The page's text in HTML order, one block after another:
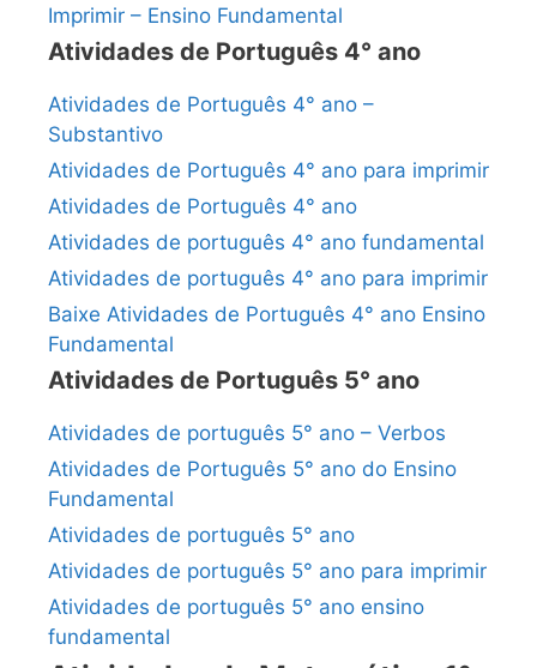
Imprimir – Ensino Fundamental
Atividades de Português 4° ano
Atividades de Português 4° ano –
Substantivo
Atividades de Português 4° ano para imprimir
Atividades de Português 4° ano
Atividades de português 4° ano fundamental
Atividades de português 4° ano para imprimir
Baixe Atividades de Português 4° ano Ensino
Fundamental
Atividades de Português 5° ano
Atividades de português 5° ano – Verbos
Atividades de Português 5° ano do Ensino
Fundamental
Atividades de português 5° ano
Atividades de português 5° ano para imprimir
Atividades de português 5° ano ensino
fundamental